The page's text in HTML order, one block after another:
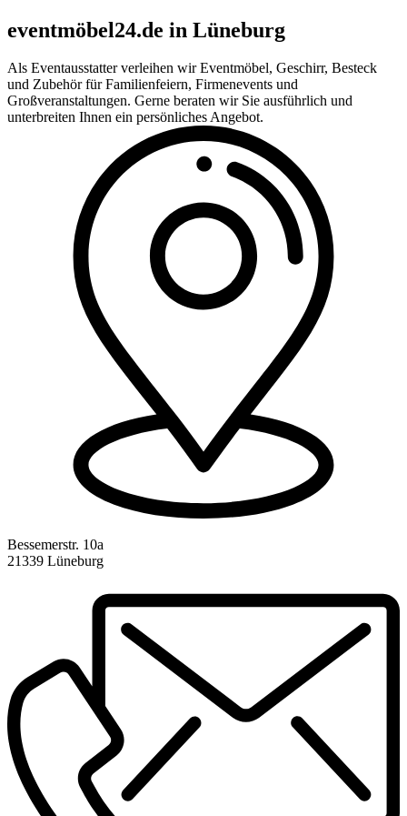
eventmöbel24.de in Lüneburg
Als Eventausstatter verleihen wir Eventmöbel, Geschirr, Besteck
und Zubehör für Familienfeiern, Firmenevents und
Großveranstaltungen. Gerne beraten wir Sie ausführlich und
unterbreiten Ihnen ein persönliches Angebot.
Bessemerstr. 10a
21339 Lüneburg